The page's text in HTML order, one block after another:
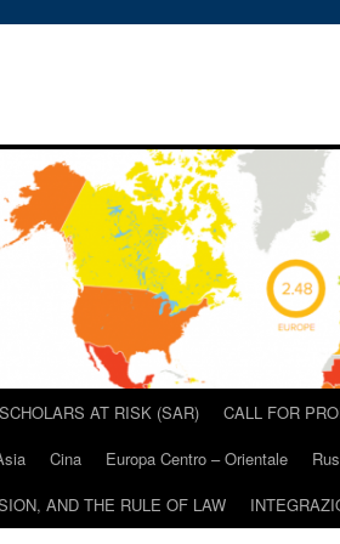
SCHOLARS AT RISK (SAR) CALL FOR
Cina Europa Centro – Orientale
AND THE RULE OF LAW